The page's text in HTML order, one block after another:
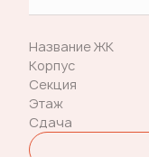
Название ЖК
Корпус
Секция
Этаж
Сдача